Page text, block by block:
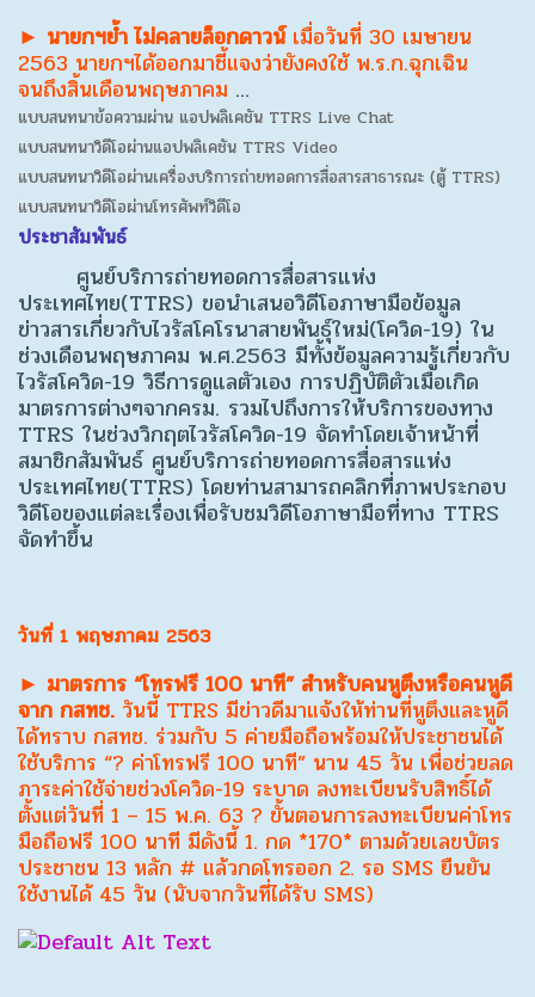
► นายกฯย้ำ ไม่คลายล็อกดาวน์ เมื่อวันที่ 30 เมษายน
2563 นายกฯได้ออกมาชี้แจงว่ายังคงใช้ พ.ร.ก.ฉุกเฉิน
จนถึงสิ้นเดือนพฤษภาคม …
แบบสนทนาข้อความผ่าน แอปพลิเคชัน TTRS Live Chat
แบบสนทนาวิดีโอผ่านแอปพลิเคชัน TTRS Video
แบบสนทนาวิดีโอผ่านเครื่องบริการถ่ายทอดการสื่อสารสาธารณะ (ตู้ TTRS)
แบบสนทนาวิดีโอผ่านโทรศัพท์วิดีโอ
ประชาสัมพันธ์
ศูนย์บริการถ่ายทอดการสื่อสารแห่ง
ประเทศไทย(TTRS) ขอนำเสนอวิดีโอภาษามือข้อมูล
ข่าวสารเกี่ยวกับไวรัสโคโรนาสายพันธุ์ใหม่(โควิด-19) ใน
ช่วงเดือนพฤษภาคม พ.ศ.2563 มีทั้งข้อมูลความรู้เกี่ยวกับ
ไวรัสโควิด-19 วิธีการดูแลตัวเอง การปฏิบัติตัวเมื่อเกิด
มาตรการต่างๆจากครม. รวมไปถึงการให้บริการของทาง
TTRS ในช่วงวิกฤตไวรัสโควิด-19 จัดทำโดยเจ้าหน้าที่
สมาชิกสัมพันธ์ ศูนย์บริการถ่ายทอดการสื่อสารแห่ง
ประเทศไทย(TTRS) โดยท่านสามารถคลิกที่ภาพประกอบ
วิดีโอของแต่ละเรื่องเพื่อรับชมวิดีโอภาษามือที่ทาง TTRS
จัดทำขึ้น
วันที่ 1 พฤษภาคม 2563
► มาตรการ “โทรฟรี 100 นาที” สำหรับคนหูตึงหรือคนหูดี
จาก กสทช. วันนี้ TTRS มีข่าวดีมาแจ้งให้ท่านที่หูตึงและหูดี
ได้ทราบ กสทช. ร่วมกับ 5 ค่ายมือถือพร้อมให้ประชาชนได้
ใช้บริการ “? ค่าโทรฟรี 100 นาที” นาน 45 วัน เพื่อช่วยลด
ภาระค่าใช้จ่ายช่วงโควิด-19 ระบาด ลงทะเบียนรับสิทธิ์ได้
ตั้งแต่วันที่ 1 – 15 พ.ค. 63 ? ขั้นตอนการลงทะเบียนค่าโทร
มือถือฟรี 100 นาที มีดังนี้ 1. กด *170* ตามด้วยเลขบัตร
ประชาชน 13 หลัก # แล้วกดโทรออก 2. รอ SMS ยืนยัน
ใช้งานได้ 45 วัน (นับจากวันที่ได้รับ SMS)